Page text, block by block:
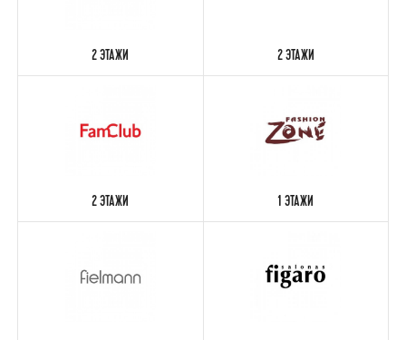
2 ЭТАЖИ 2 ЭТАЖИ
2 ЭТАЖИ 1 ЭТАЖИ